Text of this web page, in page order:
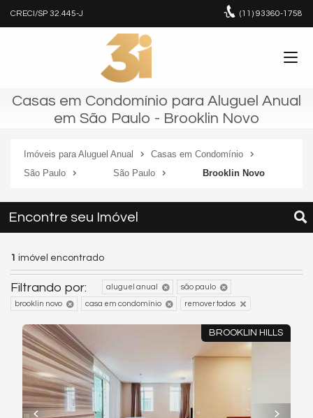
CRECI/SP 32.445-J (11) 93360-1758
Casas em Condomínio para Aluguel Anual
em São Paulo - Brooklin Novo
Imóveis para Aluguel Anual
Casas em Condomínio
São Paulo
São Paulo Brooklin Novo
Encontre seu Imóvel
1 imóvel encontrado
Filtrando por: aluguel anual são paulo
brooklin novo casa em condomínio remover todos
BROOKLIN HILLS